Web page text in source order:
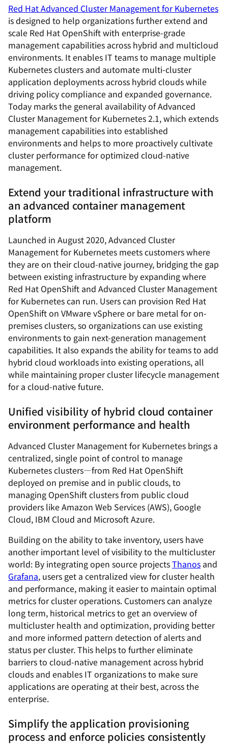
Red Hat Advanced Cluster Management for Kubernetes
is designed to help organizations further extend and
scale Red Hat OpenShift with enterprise-grade
management capabilities across hybrid and multicloud
environments. It enables IT teams to manage multiple
Kubernetes clusters and automate multi-cluster
application deployments across hybrid clouds while
driving policy compliance and expanded governance.
Today marks the general availability of Advanced
Cluster Management for Kubernetes 2.1, which extends
management capabilities into established
environments and helps to more proactively cultivate
cluster performance for optimized cloud-native
management.
Extend your traditional infrastructure with
an advanced container management
platform
Launched in August 2020, Advanced Cluster
Management for Kubernetes meets customers where
they are on their cloud-native journey, bridging the gap
between existing infrastructure by expanding where
Red Hat OpenShift and Advanced Cluster Management
for Kubernetes can run. Users can provision Red Hat
OpenShift on VMware vSphere or bare metal for on-
premises clusters, so organizations can use existing
environments to gain next-generation management
capabilities. It also expands the ability for teams to add
hybrid cloud workloads into existing operations, all
while maintaining proper cluster lifecycle management
for a cloud-native future.
Unified visibility of hybrid cloud container
environment performance and health
Advanced Cluster Management for Kubernetes brings a
centralized, single point of control to manage
Kubernetes clusters—from Red Hat OpenShift
deployed on premise and in public clouds, to
managing OpenShift clusters from public cloud
providers like Amazon Web Services (AWS), Google
Cloud, IBM Cloud and Microsoft Azure.
Building on the ability to take inventory, users have
another important level of visibility to the multicluster
world: By integrating open source projectsThanos and
Grafana, users get a centralized view for cluster health
and performance, making it easier to maintain optimal
metrics for cluster operations. Customers can analyze
long term, historical metrics to get an overview of
multicluster health and optimization, providing better
and more informed pattern detection of alerts and
status per cluster. This helps to further eliminate
barriers to cloud-native management across hybrid
clouds and enables IT organizations to make sure
applications are operating at their best, across the
enterprise.
Simplify the application provisioning
process and enforce policies consistently